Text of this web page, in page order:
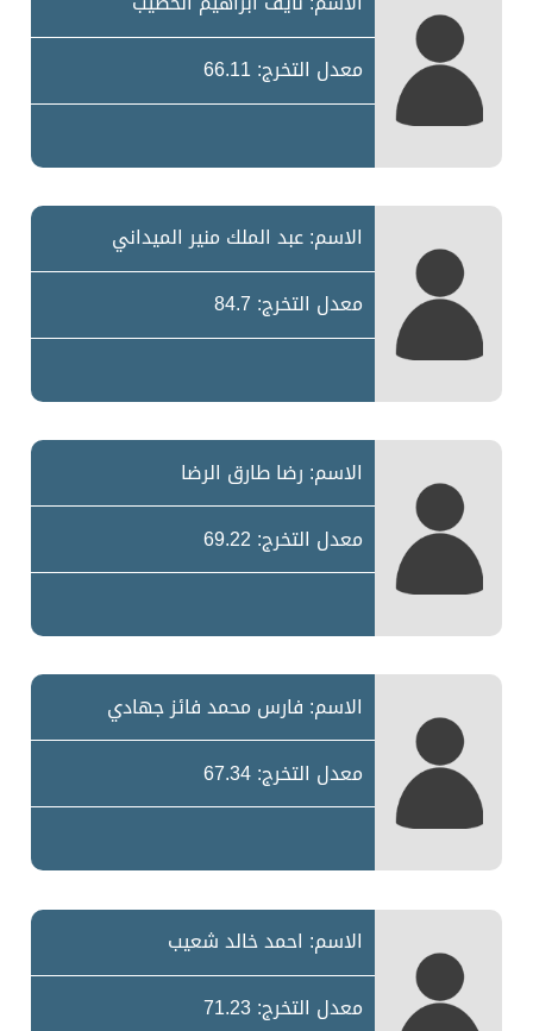
معدل التخرج: 66.11
الاسم: عبد الملك منير الميداني
معدل التخرج: 84.7
الاسم: رضا طارق الرضا
معدل التخرج: 69.22
الاسم: فارس محمد فائز جهادي
معدل التخرج: 67.34
الاسم: احمد خالد شعيب
معدل التخرج: 71.23